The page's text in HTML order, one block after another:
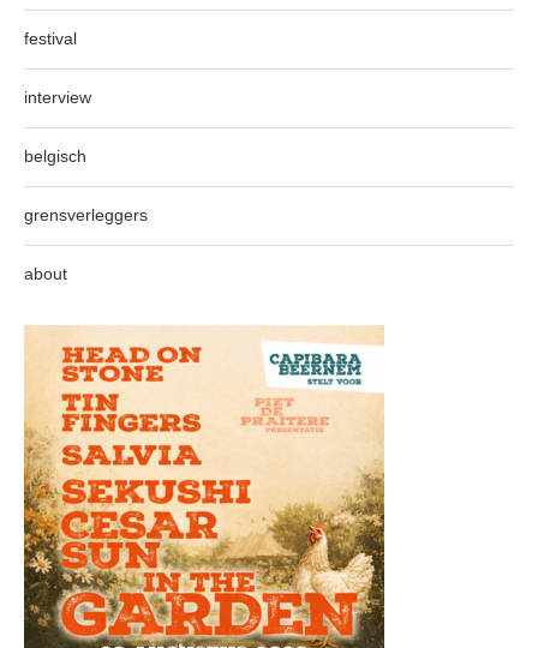
festival
interview
belgisch
grensverleggers
about